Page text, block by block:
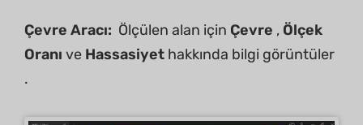
Çevre Aracı: Ölçülen alan için Çevre , Ölçek
Oranı ve Hassasiyet hakkında bilgi görüntüler
.